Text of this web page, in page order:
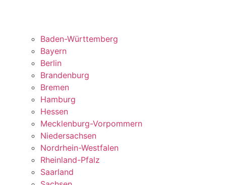
Baden-Württemberg
Bayern
Berlin
Brandenburg
Bremen
Hamburg
Hessen
Mecklenburg-Vorpommern
Niedersachsen
Nordrhein-Westfalen
Rheinland-Pfalz
Saarland